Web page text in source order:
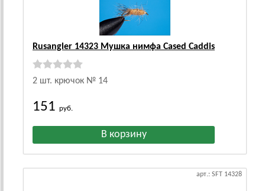
Rusangler 14323 Мушка нимфа Cased Caddis
2 шт. крючок № 14
151 руб.
арт.: SFT 14328